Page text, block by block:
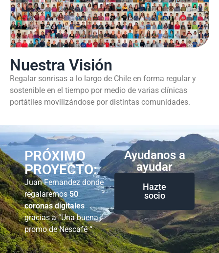
Nuestra Visión
Regalar sonrisas a lo largo de Chile en forma regular y
sostenible en el tiempo por medio de varias clínicas
portátiles movilizándose por distintas comunidades.
PRÓXIMO
PROYECTO:
Juan Fernandez donde
regalaremos 50
coronas digitales
gracias a “Una buena
promo de Nescafé “
Ayudanos a
ayudar
Hazte
socio